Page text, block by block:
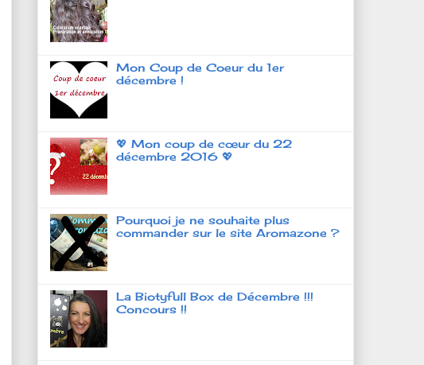
Mon Coup de Coeur du 1er
décembre !
💖 Mon coup de cœur du 22
décembre 2016 💖
Pourquoi je ne souhaite plus
commander sur le site Aromazone ?
La Biotyfull Box de Décembre !!!
Concours !!